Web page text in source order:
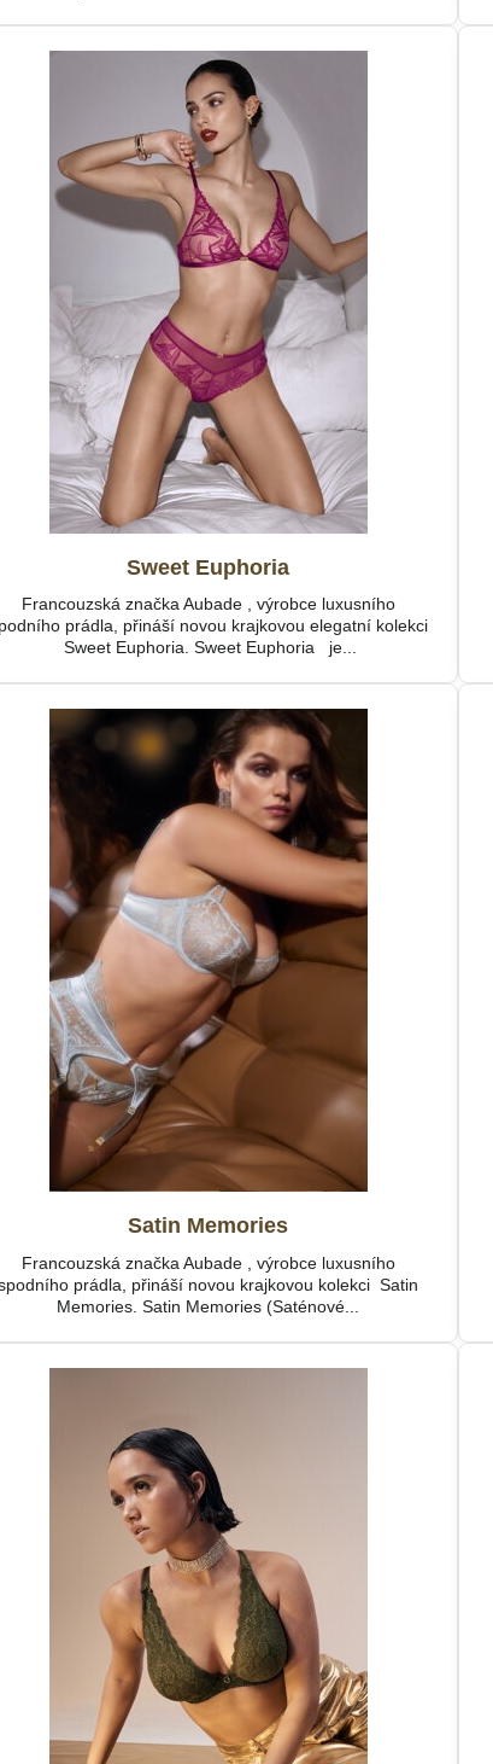
Sweet Euphoria
Francouzská značka Aubade , výrobce luxusního
prádla, přináší novou krajkovou elegatní kolekci
Sweet Euphoria. Sweet Euphoria je...
Satin Memories
Francouzská značka Aubade , výrobce luxusního
prádla, přináší novou krajkovou kolekci Satin
Memories. Satin Memories (Saténové...